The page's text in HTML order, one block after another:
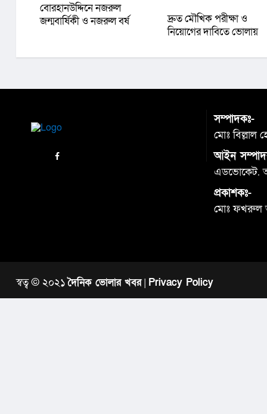
বোরহানউদ্দিনে নজরুল
জন্মবার্ষিকী ও নজরুল বর্ষ
দ্রুত মৌখিক পরীক্ষা ও
নিয়োগের দাবিতে ভোলায়
প্রত্যাশীদের স্মারকলিপি
সম্পাদকঃ-
মোঃ বিল্লাল
আইন
এডভোকেট.
প্রকাশকঃ-
মোঃ
স্বত্ব © ২০২১দৈনিক ভোলার খবর| Privacy Policy